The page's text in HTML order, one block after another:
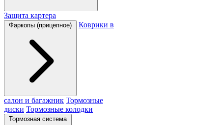
Защита картера
Фаркопы (прицепное) Коврики в
салон и багажник Тормозные
диски Тормозные колодки
Тормозная система